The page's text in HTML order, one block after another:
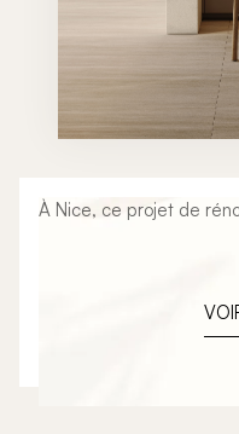
À Nice, ce projet de
une volonté de créer un
fonctionnel, chaleureux
aménagement a été
Ambiance Signature,